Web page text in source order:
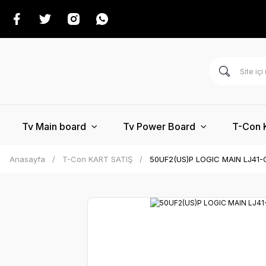
Tv Main board Tv Power Board T-Con
Anasayfa T-Con KART SATIŞ 50UF2(US)P LOGIC MAIN